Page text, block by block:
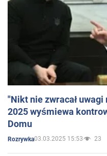
"Nikt nie zwracał
2025 wyśmiewa
Domu
Rozrywka03.03.2025 15:53 23